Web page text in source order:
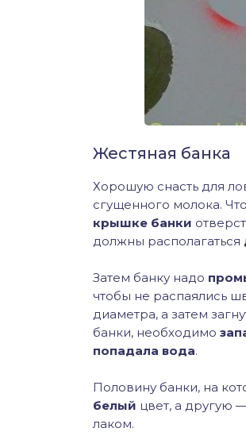
Жестяная банка
Хорошую снасть для
сгущенного молока.
крышке банки
должны располагаться
Затем банку надо
чтобы не распаялись
диаметра, а затем
банки, необходимо
попадала вода.
Половину банки, на
белый цвет, а другую
лаком.